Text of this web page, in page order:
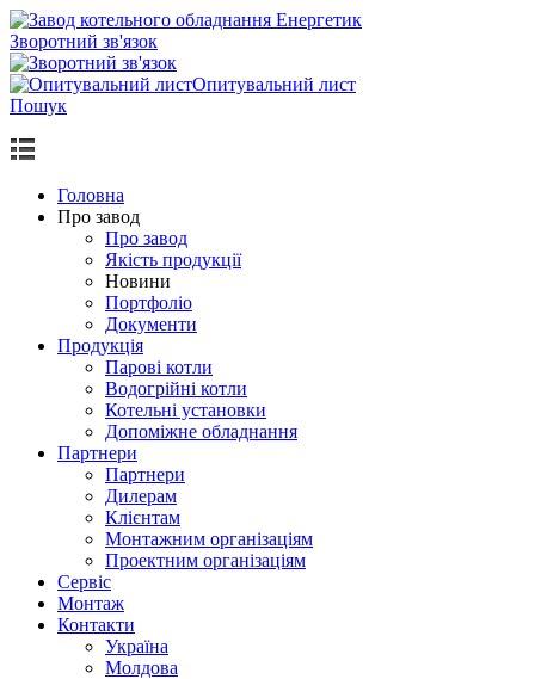
Зворотний зв'язок
Опитувальний лист
Пошук
Головна
Про завод
Про завод
Якість продукції
Новини
Портфоліо
Документи
Продукцiя
Парові котли
Водогрiйнi котли
Котельні установки
Допоміжне обладнання
Партнери
Партнери
Дилерам
Клієнтам
Монтажним організаціям
Проектним органiзацiям
Сервiс
Монтаж
Контакти
Україна
Молдова